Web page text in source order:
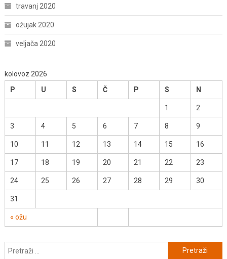
travanj 2020
ožujak 2020
veljača 2020
kolovoz 2026
P
U S Č P S N
« ožu
1 2
3 4 5 6 7 8 9
10 11 12 13 14 15 16
17 18 19 20 21 22 23
24 25 26 27 28 29 30
31
Pretraži: